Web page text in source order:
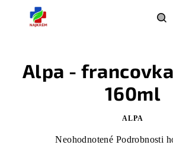
Alpa -
160ml
ALPA
Priemerné
Neohodnotené Podrobnosti